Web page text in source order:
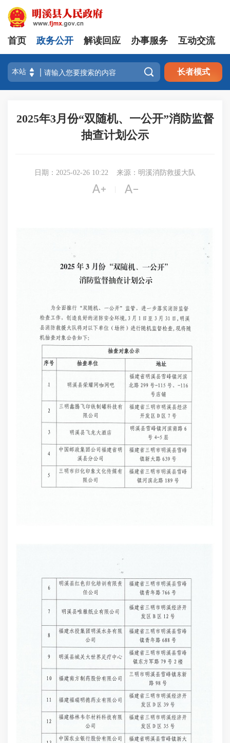
首页 政务公开 解读回应 办事服务 互动交流
 长者模式
2025年3月份“双随机、一公开”消防监督
抽查计划公示
日期：2025-02-26 10:22 来源：明溪消防救援大队
 